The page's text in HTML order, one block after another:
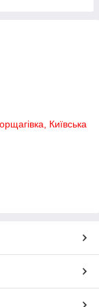
Київська